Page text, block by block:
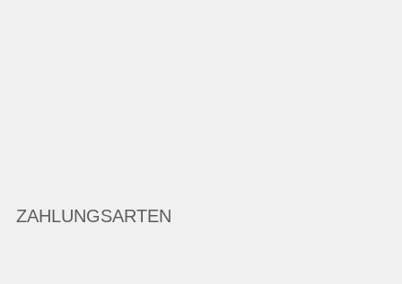
ZAHLUNGSARTEN